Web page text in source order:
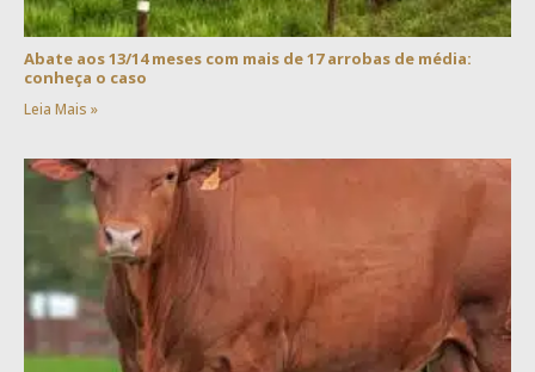
Abate aos 13/14 meses com mais de 17 arrobas de média:
conheça o caso
Leia Mais »